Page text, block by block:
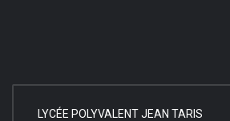
LYCÉE POLYVALENT JEAN TARIS